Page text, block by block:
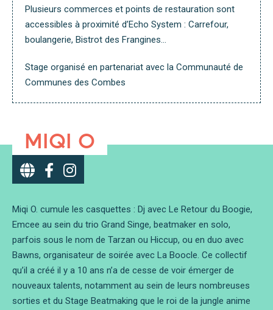
Plusieurs commerces et points de restauration sont
accessibles à proximité d’Echo System : Carrefour,
boulangerie, Bistrot des Frangines…
Stage organisé en partenariat avec la Communauté de
Communes des Combes
MIQI O
Miqi O. cumule les casquettes : Dj avec Le Retour du Boogie,
Emcee au sein du trio Grand Singe, beatmaker en solo,
parfois sous le nom de Tarzan ou Hiccup, ou en duo avec
Bawns, organisateur de soirée avec La Boocle. Ce collectif
qu’il a créé il y a 10 ans n’a de cesse de voir émerger de
nouveaux talents, notamment au sein de leurs nombreuses
sorties et du Stage Beatmaking que le roi de la jungle anime